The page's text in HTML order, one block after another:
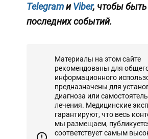
TelegramиViber, чтобы быть
последних событий.
Материалы на этом сайте
рекомендованы для
информационного
предназначены для
диагноза или
лечения. Медицинские
гарантируют, что весь
мы размещаем,
соответствует самым